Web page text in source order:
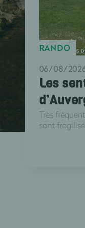
RANDO
06/08/
Les
Très
sont